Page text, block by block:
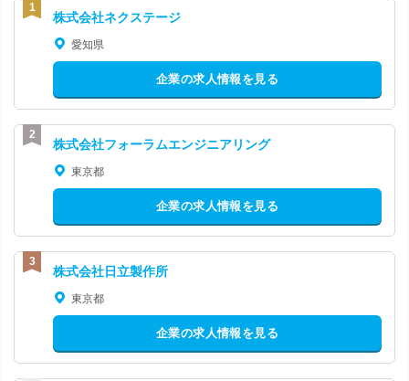
株式会社ネクステージ
愛知県
企業の求人情報を見る
株式会社フォーラムエンジニアリング
東京都
企業の求人情報を見る
株式会社日立製作所
東京都
企業の求人情報を見る